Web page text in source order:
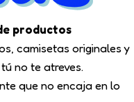
productos
camisetas originales y
no te atreves.
que no encaja en lo